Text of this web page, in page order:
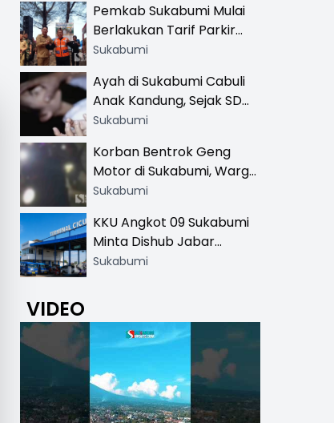
Pemkab Sukabumi Mulai
Berlakukan Tarif Parkir
Resmi di 13 Lokasi Wisata,
Khusus
Sukabumi
Ayah di Sukabumi Cabuli
Anak Kandung, Sejak SD
Hingga SMA
Sukabumi
Korban Bentrok Geng
Motor di Sukabumi, Warga
dan Sopir Tangki
Sukabumi
KKU Angkot 09 Sukabumi
Minta Dishub Jabar
Tertibkan Trayek Ciawi-
Sukabumi
VIDEO